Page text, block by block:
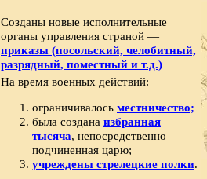
Созданы новые исполнительные
органы управления страной —
приказы (посольский, челобитный,
разрядный, поместный и т.д.)
На время военных действий:
ограничивалось местничество;
была создана избранная
тысяча, непосредственно
подчиненная царю;
учреждены стрелецкие полки.